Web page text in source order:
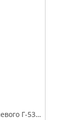
Гайка М16х1,5 наконечника рулевого Г-53, 3307, 3302